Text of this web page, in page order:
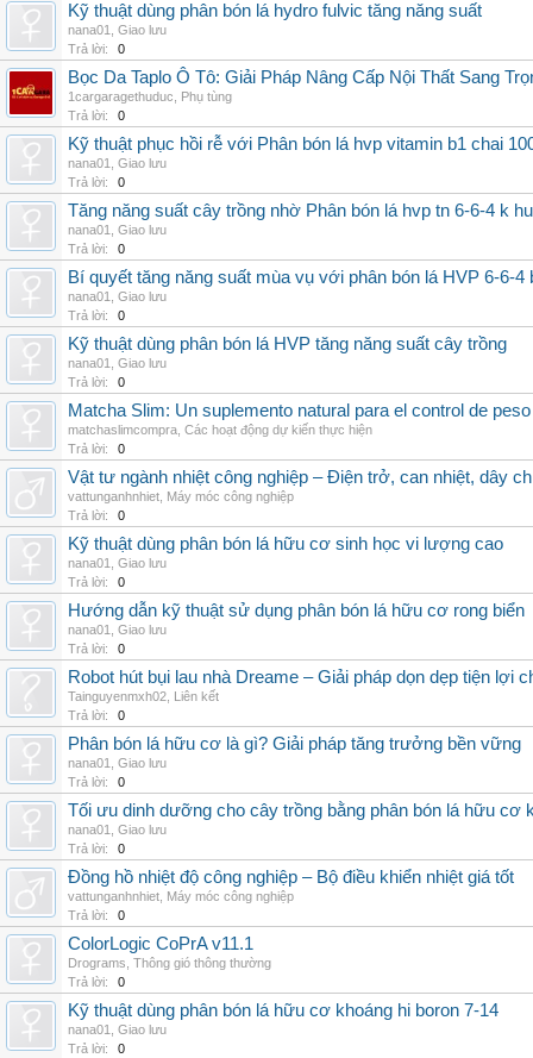
Kỹ thuật dùng phân bón lá hydro fulvic tăng năng suất
nana01
Giao lưu
Trả lời:
0
Bọc Da Taplo Ô Tô: Giải Pháp Nâng Cấp Nội Thất Sang
1cargaragethuduc
Phụ tùng
Trả lời:
0
Kỹ thuật phục hồi rễ với Phân bón lá hvp vitamin b1 chai
nana01
Giao lưu
Trả lời:
0
Tăng năng suất cây trồng nhờ Phân bón lá hvp tn 6-6-4 k
nana01
Giao lưu
Trả lời:
0
Bí quyết tăng năng suất mùa vụ với phân bón lá HVP 6-6-4
nana01
Giao lưu
Trả lời:
0
Kỹ thuật dùng phân bón lá HVP tăng năng suất cây trồng
nana01
Giao lưu
Trả lời:
0
Matcha Slim: Un suplemento natural para el control de peso
matchaslimcompra Các hoạt động dự kiến thực hiện
Trả lời:
0
Vật tư ngành nhiệt công nghiệp – Điện trở, can nhiệt, dây
vattunganhnhiet Máy móc công nghiệp
Trả lời:
0
Kỹ thuật dùng phân bón lá hữu cơ sinh học vi lượng cao
nana01
Giao lưu
Trả lời:
0
Hướng dẫn kỹ thuật sử dụng phân bón lá hữu cơ rong biển
nana01
Giao lưu
Trả lời:
0
Robot hút bụi lau nhà Dreame – Giải pháp dọn dẹp tiện lợi
Tainguyenmxh02 Liên kết
Trả lời:
0
Phân bón lá hữu cơ là gì? Giải pháp tăng trưởng bền vững
nana01
Giao lưu
Trả lời:
0
Tối ưu dinh dưỡng cho cây trồng bằng phân bón lá hữu cơ
nana01
Giao lưu
Trả lời:
0
Đồng hồ nhiệt độ công nghiệp – Bộ điều khiển nhiệt giá tốt
vattunganhnhiet Máy móc công nghiệp
Trả lời:
0
ColorLogic CoPrA v11.1
Drograms Thông gió thông thường
Trả lời:
0
Kỹ thuật dùng phân bón lá hữu cơ khoáng hi boron 7-14
nana01
Giao lưu
Trả lời:
0